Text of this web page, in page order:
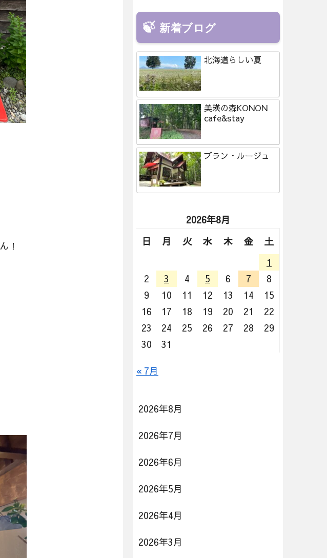
！
新着ブログ
北海道らしい夏
美瑛の森KONON
cafe&stay
ブラン・ルージュ
2026年8月
日
月 火 水 木 金
土
1
2
3 4 5 6 7
8
9
10 11 12 13 14
15
16
17 18 19 20 21
22
23
24 25 26 27 28
29
30
31
« 7月
2026年8月
2026年7月
2026年6月
2026年5月
2026年4月
2026年3月